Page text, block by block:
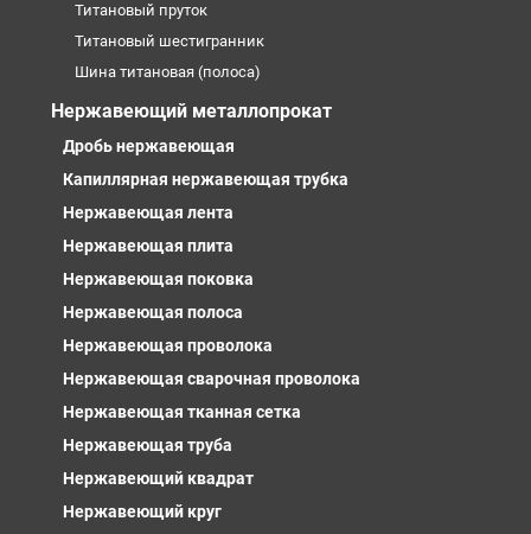
Титановый пруток
Титановый шестигранник
Шина титановая (полоса)
Нержавеющий металлопрокат
Дробь нержавеющая
Капиллярная нержавеющая трубка
Нержавеющая лента
Нержавеющая плита
Нержавеющая поковка
Нержавеющая полоса
Нержавеющая проволока
Нержавеющая сварочная проволока
Нержавеющая тканная сетка
Нержавеющая труба
Нержавеющий квадрат
Нержавеющий круг